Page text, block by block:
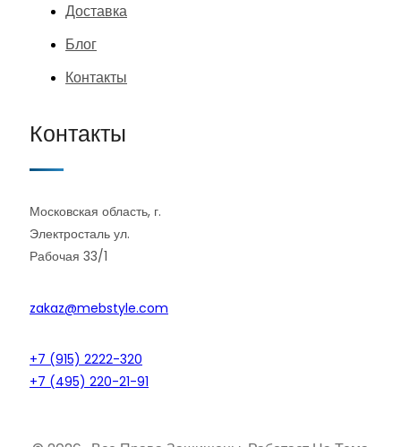
Доставка
Блог
Контакты
Контакты
Московская область, г.
Электросталь ул.
Рабочая 33/1
zakaz@mebstyle.com
+7 (915) 2222-320
+7 (495) 220-21-91